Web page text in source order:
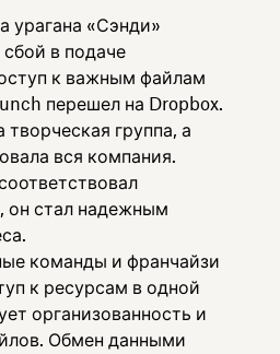
урагана «Сэнди»
в подаче
к важным файлам
перешел на Dropbox.
творческая группа, а
вся компания.
он стал надежным
команды и франчайзи
к ресурсам в одной
организованность и
Обмен данными